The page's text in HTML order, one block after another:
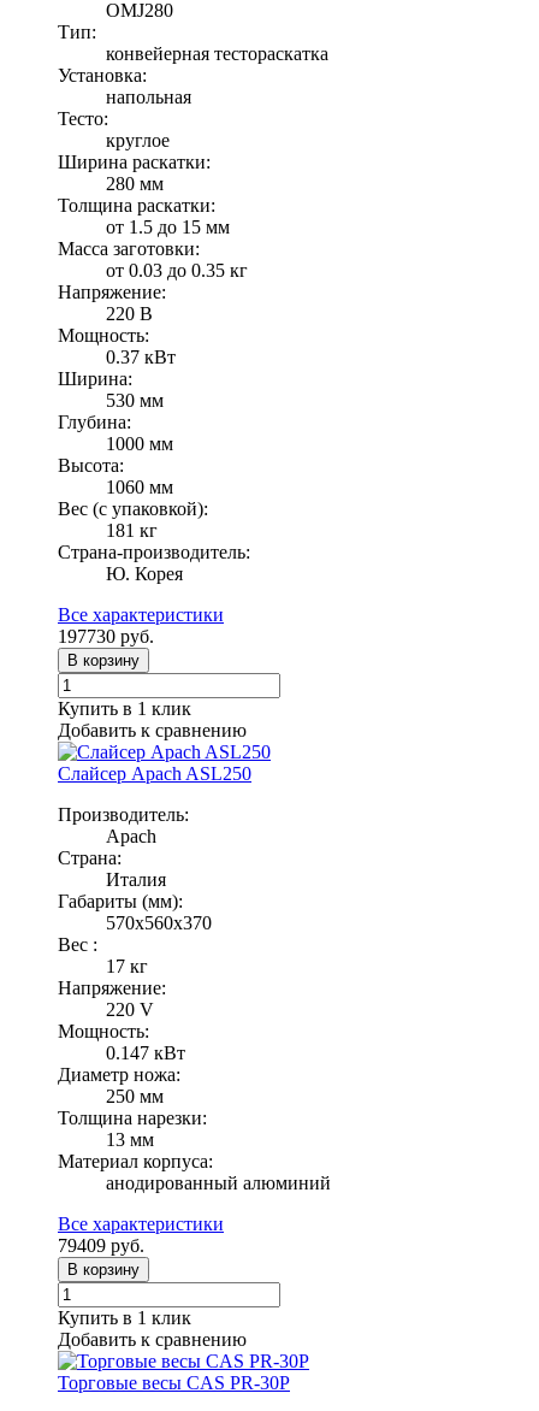
OMJ280
Тип:
конвейерная тестораскатка
Установка:
напольная
Тесто:
круглое
Ширина раскатки:
280 мм
Толщина раскатки:
от 1.5 до 15 мм
Масса заготовки:
от 0.03 до 0.35 кг
Напряжение:
220 В
Мощность:
0.37 кВт
Ширина:
530 мм
Глубина:
1000 мм
Высота:
1060 мм
Вес (с упаковкой):
181 кг
Страна-производитель:
Ю. Корея
Все характеристики
197730 руб.
В корзину
Купить в 1 клик
Добавить к сравнению
Слайсер Apach ASL250
Производитель:
Apach
Страна:
Италия
Габариты (мм):
570x560x370
Вес :
17 кг
Напряжение:
220 V
Мощность:
0.147 кВт
Диаметр ножа:
250 мм
Толщина нарезки:
13 мм
Материал корпуса:
анодированный алюминий
Все характеристики
79409 руб.
В корзину
Купить в 1 клик
Добавить к сравнению
Торговые весы CAS PR-30P